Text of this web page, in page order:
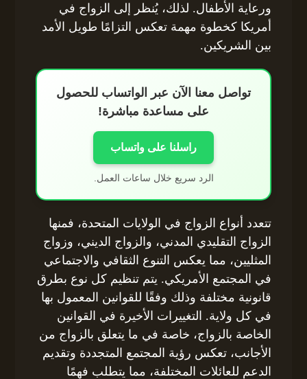
ورعاية الأطفال. لذلك، يُنظر إلى الزواج في
أمريكا كخطوة مهمة تعكس التزامًا طويل الأمد
بين الشريكين.
تواصل معنا الآن عبر الواتساب للحصول
على مساعدة مباشرة!
راسلنا على واتساب
الرد سريع خلال ساعات العمل.
تتعدد أنواع الزواج في الولايات المتحدة، فمنها
الزواج التقليدي المدني، والزواج الديني، وزواج
المثليين، مما يعكس التنوع الثقافي والاجتماعي
في المجتمع الأمريكي. يتم تنظيم كل نوع بطرق
قانونية مختلفة وذلك وفقًا للقوانين المعمول بها
في كل ولاية. التغييرات الأخيرة في القوانين
الخاصة بالزواج، خاصة في ما يتعلق بالزواج من
الأجانب، تعكس رؤية المجتمع المتجددة وتقديم
الدعم للعائلات المختلفة، مما يتطلب فهمًا